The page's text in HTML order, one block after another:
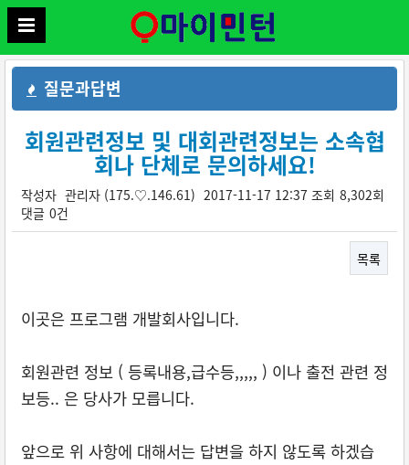
질문과답변
회원관련정보 및 대회관련정보는 소속협
회나 단체로 문의하세요!
작성자 관리자 (175.♡.146.61) 2017-11-17 12:37 조회 8,302회
댓글 0건
목록
본문
이곳은 프로그램 개발회사입니다.
회원관련 정보 ( 등록내용,급수등,,,,, ) 이나 출전 관련 정
보등.. 은 당사가 모릅니다.
앞으로 위 사항에 대해서는 답변을 하지 않도록 하겠습